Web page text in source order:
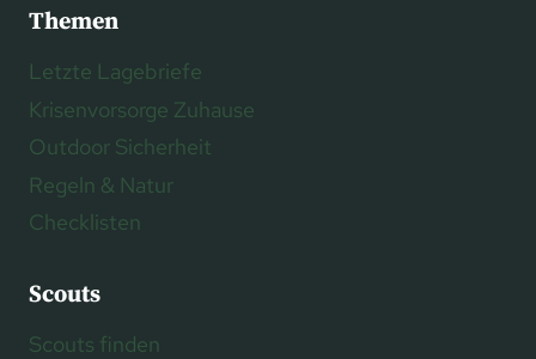
Themen
Letzte Lagebriefe
Krisenvorsorge Zuhause
Outdoor Sicherheit
Regeln & Natur
Checklisten
Scouts
Scouts finden